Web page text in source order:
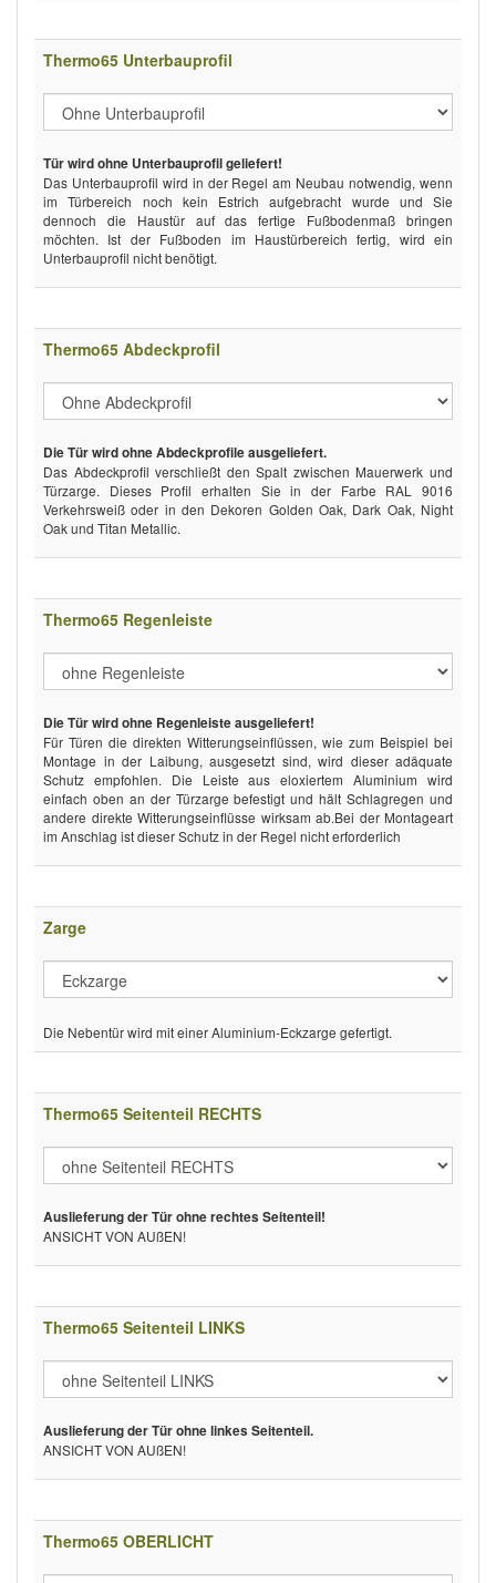
Thermo65 Unterbauprofil
Tür wird ohne Unterbauprofil geliefert!
Das Unterbauprofil wird in der Regel am Neubau notwendig, wenn
im Türbereich noch kein Estrich aufgebracht wurde und Sie
dennoch die Haustür auf das fertige Fußbodenmaß bringen
möchten. Ist der Fußboden im Haustürbereich fertig, wird ein
Unterbauprofil nicht benötigt.
Thermo65 Abdeckprofil
Die Tür wird ohne Abdeckprofile ausgeliefert.
Das Abdeckprofil verschließt den Spalt zwischen Mauerwerk und
Türzarge. Dieses Profil erhalten Sie in der Farbe RAL 9016
Verkehrsweiß oder in den Dekoren Golden Oak, Dark Oak, Night
Oak und Titan Metallic.
Thermo65 Regenleiste
Die Tür wird ohne Regenleiste ausgeliefert!
Für Türen die direkten Witterungseinflüssen, wie zum Beispiel bei
Montage in der Laibung, ausgesetzt sind, wird dieser adäquate
Schutz empfohlen. Die Leiste aus eloxiertem Aluminium wird
einfach oben an der Türzarge befestigt und hält Schlagregen und
andere direkte Witterungseinflüsse wirksam ab.Bei der Montageart
im Anschlag ist dieser Schutz in der Regel nicht erforderlich
Zarge
Die Nebentür wird mit einer Aluminium-Eckzarge gefertigt.
Thermo65 Seitenteil RECHTS
Auslieferung der Tür ohne rechtes Seitenteil!
ANSICHT VON AUßEN!
Thermo65 Seitenteil LINKS
Auslieferung der Tür ohne linkes Seitenteil.
ANSICHT VON AUßEN!
Thermo65 OBERLICHT